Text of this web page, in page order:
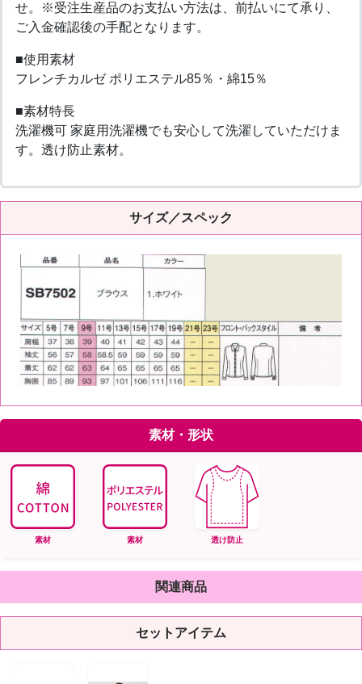
せ。※受注生産品のお支払い方法は、前払いにて承り、
ご入金確認後の手配となります。
■使用素材
フレンチカルゼ ポリエステル85％・綿15％
■素材特長
洗濯機可 家庭用洗濯機でも安心して洗濯していただけま
す。透け防止素材。
サイズ／スペック
素材・形状
素材 素材 透け防止
関連商品
セットアイテム